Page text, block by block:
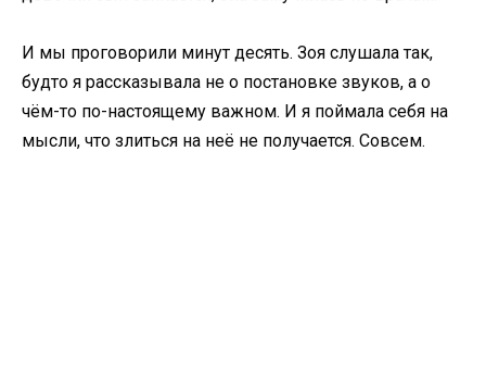
И мы проговорили минут десять. Зоя слушала так,
будто я рассказывала не о постановке звуков, а о
чём-то по-настоящему важном. И я поймала себя на
мысли, что злиться на неё не получается. Совсем.